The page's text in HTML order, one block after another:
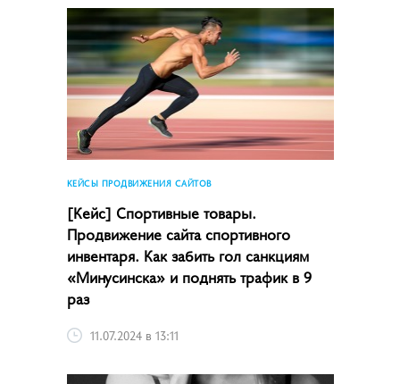
КЕЙСЫ ПРОДВИЖЕНИЯ САЙТОВ
[Кейс] Спортивные товары.
Продвижение сайта спортивного
инвентаря. Как забить гол санкциям
«Минусинска» и поднять трафик в 9
раз
11.07.2024 в 13:11